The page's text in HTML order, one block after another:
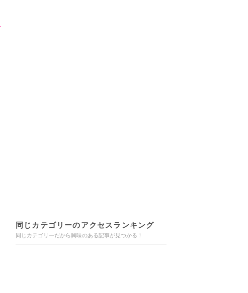
同じカテゴリーのアクセスランキング
同じカテゴリーだから興味のある記事が見つかる！